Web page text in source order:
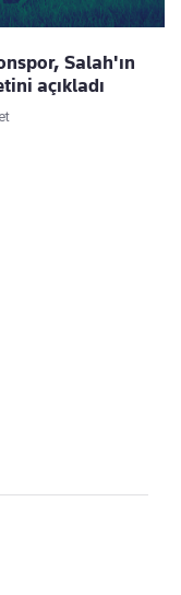
Salah'ın
açıkladı